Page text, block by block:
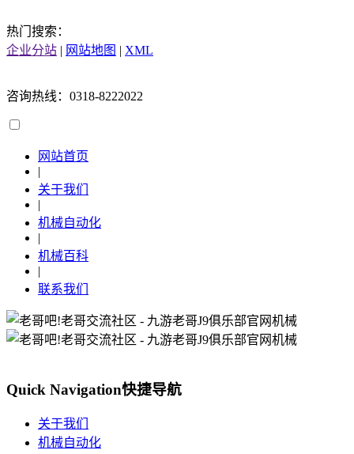
热门搜索：
企业分站 | 网站地图 | XML
咨询热线：0318-8222022
网站首页
|
关于我们
|
机械自动化
|
机械百科
|
联系我们
Quick Navigation快捷导航
关于我们
机械自动化